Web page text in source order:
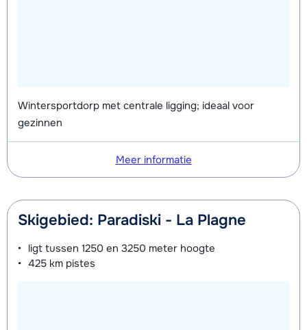
Wintersportdorp met centrale ligging; ideaal voor
gezinnen
Meer informatie
Skigebied: Paradiski - La Plagne
ligt tussen 1250 en 3250 meter hoogte
425 km pistes